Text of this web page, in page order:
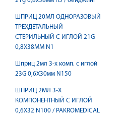
ШПРИЦ 20МЛ ОДНОРАЗОВЫЙ
ТРЕХДЕТАЛЬНЫЙ
СТЕРИЛЬНЫЙ C ИГЛОЙ 21G
0,8Х38ММ N1
Шприц 2мл 3-х комп. с иглой
23G 0,6X30мм N150
ШПРИЦ 2МЛ 3-Х
КОМПОНЕНТНЫЙ C ИГЛОЙ
0,6X32 N100 / PAKROMEDICAL